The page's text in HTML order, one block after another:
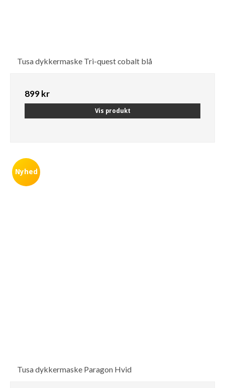
Tusa dykkermaske Tri-quest cobalt blå
899 kr
Vis produkt
Nyhed
Tusa dykkermaske Paragon Hvid